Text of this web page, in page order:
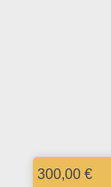
300,00 €